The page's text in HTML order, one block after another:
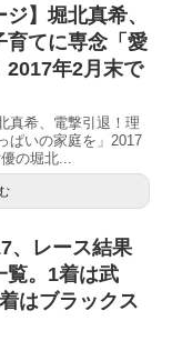
】堀北真希、
育てに専念「愛
2017年2月末で
真希、電撃引退！理
ぱいの家庭を」2017
の堀北...
、レース結果
覧。1着は武
はブラックス